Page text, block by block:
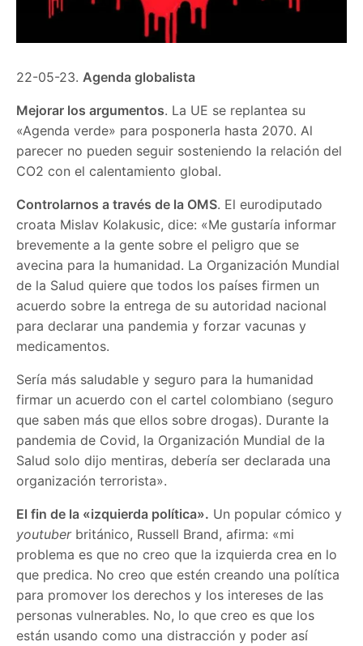
22-05-23. Agenda globalista
Mejorar los argumentos. La UE se replantea su
«Agenda verde» para posponerla hasta 2070. Al
parecer no pueden seguir sosteniendo la relación del
CO2 con el calentamiento global.
Controlarnos a través de la OMS. El eurodiputado
croata Mislav Kolakusic, dice: «Me gustaría informar
brevemente a la gente sobre el peligro que se
avecina para la humanidad. La Organización Mundial
de la Salud quiere que todos los países firmen un
acuerdo sobre la entrega de su autoridad nacional
para declarar una pandemia y forzar vacunas y
medicamentos.
Sería más saludable y seguro para la humanidad
firmar un acuerdo con el cartel colombiano (seguro
que saben más que ellos sobre drogas). Durante la
pandemia de Covid, la Organización Mundial de la
Salud solo dijo mentiras, debería ser declarada una
organización terrorista».
El fin de la «izquierda política». Un popular cómico y
youtuberbritánico, Russell Brand, afirma: «mi
problema es que no creo que la izquierda crea en lo
que predica. No creo que estén creando una política
para promover los derechos y los intereses de las
personas vulnerables. No, lo que creo es que los
están usando como una distracción y poder así